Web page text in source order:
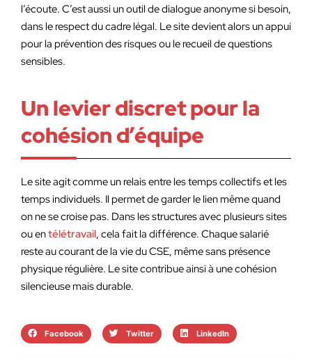
l’écoute. C’est aussi un outil de dialogue anonyme si besoin,
dans le respect du cadre légal. Le site devient alors un appui
pour la prévention des risques ou le recueil de questions
sensibles.
Un levier discret pour la
cohésion d’équipe
Le site agit comme un relais entre les temps collectifs et les
temps individuels. Il permet de garder le lien même quand
on ne se croise pas. Dans les structures avec plusieurs sites
ou entélétravail, cela fait la différence. Chaque salarié
reste au courant de la vie du CSE, même sans présence
physique régulière. Le site contribue ainsi à une cohésion
silencieuse mais durable.
Facebook Twitter LinkedIn